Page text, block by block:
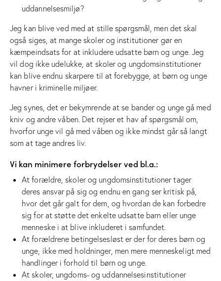
uddannelsesmiljø?
Jeg kan blive ved med at stille spørgsmål, men det skal
også siges, at mange skoler og institutioner gør en
kæmpeindsats for at inkludere udsatte børn og unge. Jeg
vil dog ikke udelukke, at skoler og ungdomsinstitutioner
kan blive endnu skarpere til at forebygge, at børn og unge
havner i kriminelle miljøer.
Jeg synes, det er bekymrende at se bander og unge gå med
kniv og andre våben. Det rejser et hav af spørgsmål om,
hvorfor unge vil gå med våben og ikke mindst går så langt
som at tage andres liv.
Vi kan minimere forbrydelser ved bl.a.:
At forældre, skoler og ungdomsinstitutioner tager
deres ansvar på sig og endnu en gang ser kritisk på,
hvor det går galt for dem, og hvordan de kan forbedre
sig for at støtte det enkelte udsatte barn eller unge
menneske i at blive inkluderet i samfundet.
At forældrene betingelsesløst er der for deres børn og
unge, ikke med holdninger, men mere menneskeligt med
handlinger i forhold til børn og unge.
At skoler, ungdoms- og uddannelsesinstitutioner